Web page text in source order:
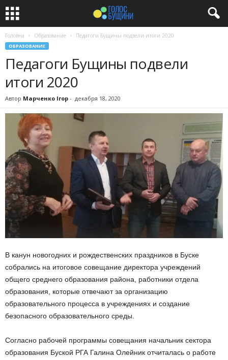
Головна Образование Педагоги Бущины подвели итоги 2020
ОБРАЗОВАНИЕ
Педагоги Бущины подвели
итоги 2020
Автор Марченко Ігор - декабря 18, 2020
В канун новогодних и рождественских праздников в Буске
собрались на итоговое совещание директора учреждений
общего среднего образования района, работники отдела
образования, которые отвечают за организацию
образовательного процесса в учреждениях и создание
безопасного образовательного среды.
Согласно рабочей программы совещания начальник сектора
образования Буской РГА Галина Олейник отчиталась о работе